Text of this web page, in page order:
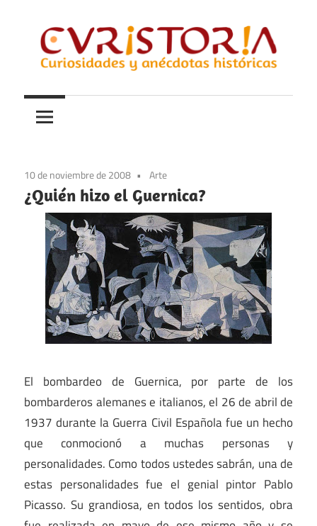
contenido
Curistoria
y
anécdotas
historia
10 de noviembre de 2008 Arte
¿Quién hizo el Guernica?
El bombardeo de Guernica, por parte de los
bombarderos alemanes e italianos, el 26 de abril de
1937 durante la Guerra Civil Española fue un hecho
que conmocionó a muchas personas y
personalidades. Como todos ustedes sabrán, una de
estas personalidades fue el genial pintor Pablo
Picasso. Su grandiosa, en todos los sentidos, obra